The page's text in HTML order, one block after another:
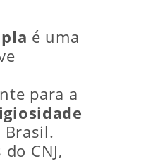
é uma
para a
Brasil.
CNJ,